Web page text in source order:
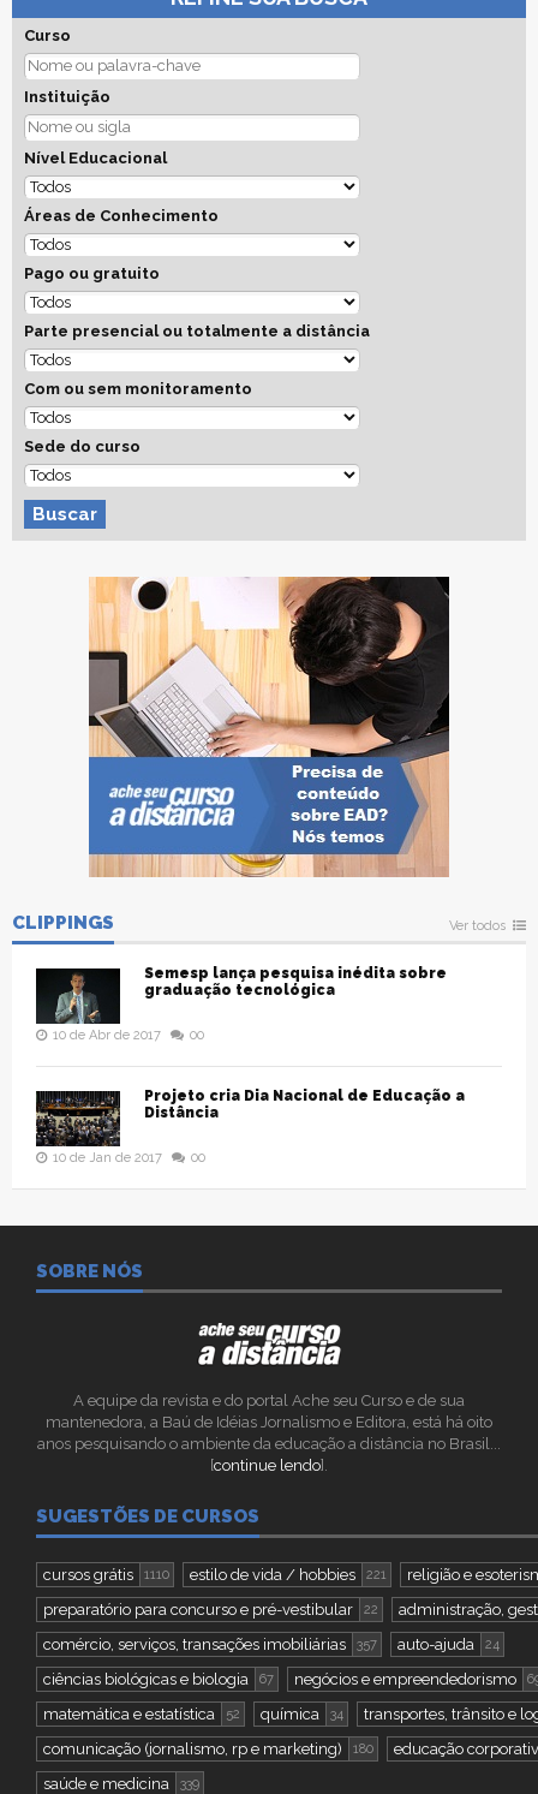
Curso
Instituição
Nível Educacional
Áreas de Conhecimento
Pago ou gratuito
Parte presencial ou totalmente a distância
Com ou sem monitoramento
Sede do curso
Buscar
CLIPPINGS Ver todos
Semesp lança pesquisa inédita sobre
graduação tecnológica
10 de Abr de 2017 00
Projeto cria Dia Nacional de Educação a
Distância
10 de Jan de 2017 00
SOBRE NÓS
A equipe da revista e do portal Ache seu Curso e de sua
mantenedora, a Baú de Idéias Jornalismo e Editora, está há oito
anos pesquisando o ambiente da educação a distância no Brasil...
[continue lendo].
SUGESTÕES DE CURSOS
cursos grátis 1110 estilo de vida / hobbies 221
religião e
preparatório para concurso e pré-vestibular
22
administração,
comércio, serviços, transações imobiliárias
357 auto-ajuda 24
ciências biológicas e biologia 67 negócios e empreendedorismo
matemática e estatística 52 química 34
transportes, trânsito e
comunicação (jornalismo, rp e marketing)
180
educação
saúde e medicina
339